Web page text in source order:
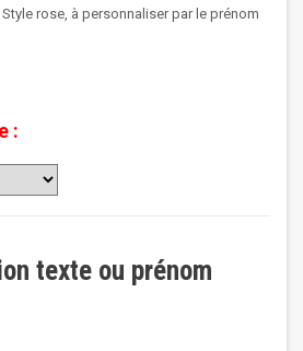
rose, à personnaliser par le prénom
:
texte ou prénom